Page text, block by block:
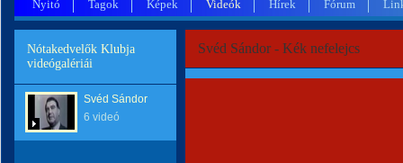
Nyitó Tagok Képek Videók Hírek Fórum
Nótakedvelők Klubja
videógalériái
Svéd Sándor
6 videó
Svéd Sándor - Kék nefelejcs